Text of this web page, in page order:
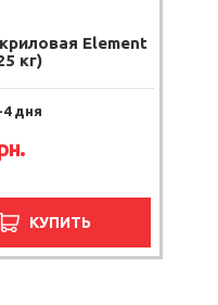
Element
кг)
дня
КУПИТЬ